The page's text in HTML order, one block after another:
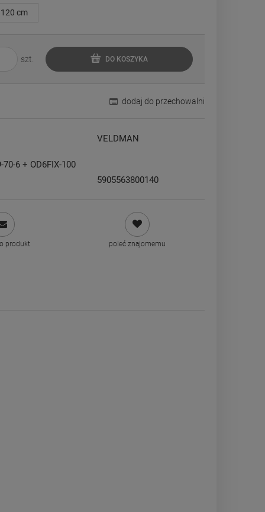
120 cm
szt. DO KOSZYKA
dodaj do przechowalni
VELDMAN
70-6 + OD6FIX-100
5905563800140
produkt poleć znajomemu